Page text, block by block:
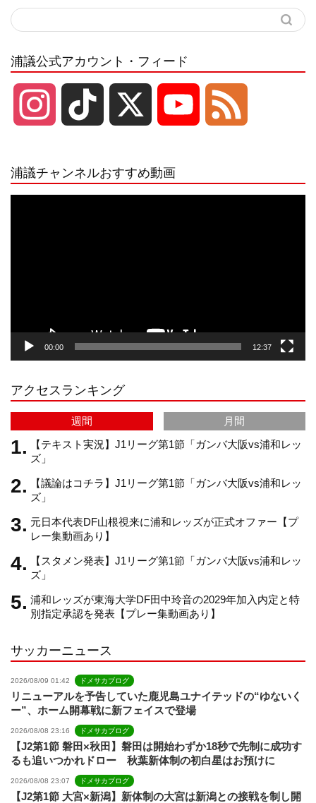
浦議公式アカウント・フィード
r
a
m
e
C
h
a
n
n
e
浦議チャンネルおすすめ動画
00:00 12:37
アクセスランキング
週間
月間
【テキスト実況】J1リーグ第1節「ガンバ大阪vs浦和レッ
ズ」
【議論はコチラ】J1リーグ第1節「ガンバ大阪vs浦和レッ
ズ」
元日本代表DF山根視来に浦和レッズが正式オファー【プ
レー集動画あり】
【スタメン発表】J1リーグ第1節「ガンバ大阪vs浦和レッ
ズ」
浦和レッズが東海大学DF田中玲音の2029年加入内定と特
別指定承認を発表【プレー集動画あり】
サッカーニュース
2026/08/09 01:42 ドメサカブログ
リニューアルを予告していた鹿児島ユナイテッドの“ゆないく
ー”、ホーム開幕戦に新フェイスで登場
2026/08/08 23:16 ドメサカブログ
【J2第1節 磐田×秋田】磐田は開始わずか18秒で先制に成功す
るも追いつかれドロー 秋葉新体制の初白星はお預けに
2026/08/08 23:07 ドメサカブログ
【J2第1節 大宮×新潟】新体制の大宮は新潟との接戦を制し開